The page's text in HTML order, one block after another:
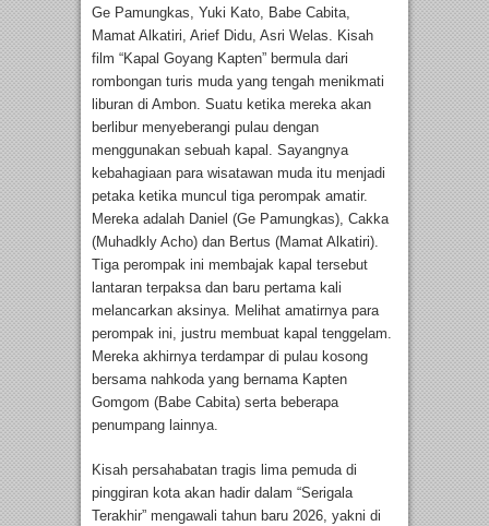
Ge Pamungkas, Yuki Kato, Babe Cabita,
Mamat Alkatiri, Arief Didu, Asri Welas. Kisah
film “Kapal Goyang Kapten” bermula dari
rombongan turis muda yang tengah menikmati
liburan di Ambon. Suatu ketika mereka akan
berlibur menyeberangi pulau dengan
menggunakan sebuah kapal. Sayangnya
kebahagiaan para wisatawan muda itu menjadi
petaka ketika muncul tiga perompak amatir.
Mereka adalah Daniel (Ge Pamungkas), Cakka
(Muhadkly Acho) dan Bertus (Mamat Alkatiri).
Tiga perompak ini membajak kapal tersebut
lantaran terpaksa dan baru pertama kali
melancarkan aksinya. Melihat amatirnya para
perompak ini, justru membuat kapal tenggelam.
Mereka akhirnya terdampar di pulau kosong
bersama nahkoda yang bernama Kapten
Gomgom (Babe Cabita) serta beberapa
penumpang lainnya.
Kisah persahabatan tragis lima pemuda di
pinggiran kota akan hadir dalam “Serigala
Terakhir” mengawali tahun baru 2026, yakni di